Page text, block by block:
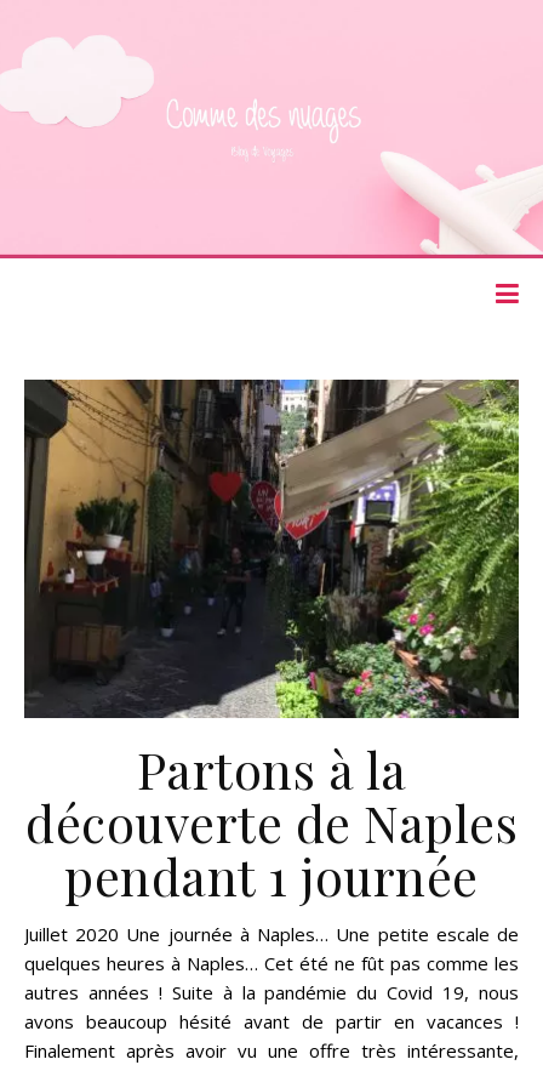
Partons à la
découverte de Naples
pendant 1 journée
Juillet 2020 Une journée à Naples… Une petite escale de
quelques heures à Naples… Cet été ne fût pas comme les
autres années ! Suite à la pandémie du Covid 19, nous
avons beaucoup hésité avant de partir en vacances !
Finalement après avoir vu une offre très intéressante,